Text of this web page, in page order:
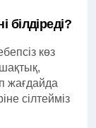
білдіреді?
көз
жағдайда
сілтейміз